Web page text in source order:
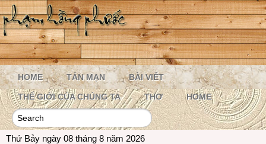
HOME TẢN MẠN BÀI VIẾT
THẾ GIỚI CỦA CHÚNG TA THƠ HOME
Thứ Bảy ngày 08 tháng 8 năm 2026